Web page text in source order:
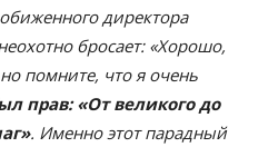
директора
бросает: «Хорошо,
помните, что я очень
прав: «От великого до
. Именно этот парадный